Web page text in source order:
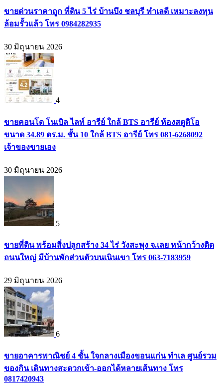
ขายด่วนราคาถูก ที่ดิน 5 ไร่ บ้านบึง ชลบุรี ทำเลดี เหมาะลงทุน
ล้อมรั้วแล้ว โทร 0984282935
30 มิถุนายน 2026
4
ขายคอนโด โนเบิล ไลท์ อารีย์ ใกล้ BTS อารีย์ ห้องสตูดิโอ
ขนาด 34.89 ตร.ม. ชั้น 10 ใกล้ BTS อารีย์ โทร 081-6268092
เจ้าของขายเอง
30 มิถุนายน 2026
5
ขายที่ดิน พร้อมสิ่งปลูกสร้าง 34 ไร่ วังสะพุง จ.เลย หน้ากว้างติด
ถนนใหญ่ มีบ้านพักส่วนตัวบนเนินเขา โทร 063-7183959
29 มิถุนายน 2026
6
ขายอาคารพาณิชย์ 4 ชั้น ใจกลางเมืองขอนแก่น ทำเล ศูนย์รวม
ของกิน เดินทางสะดวกเข้า-ออกได้หลายเส้นทาง โทร
0817420943